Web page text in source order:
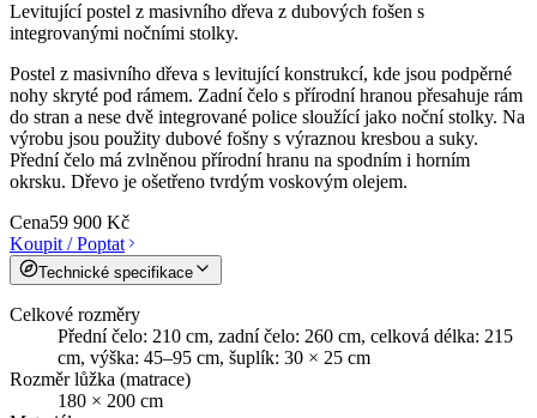
Levitující postel z masivního dřeva z dubových fošen s
integrovanými nočními stolky.
Postel z masivního dřeva s levitující konstrukcí, kde jsou podpěrné
nohy skryté pod rámem. Zadní čelo s přírodní hranou přesahuje rám
do stran a nese dvě integrované police sloužící jako noční stolky. Na
výrobu jsou použity dubové fošny s výraznou kresbou a suky.
Přední čelo má zvlněnou přírodní hranu na spodním i horním
okrsku. Dřevo je ošetřeno tvrdým voskovým olejem.
Cena59 900 Kč
Koupit / Poptat
Technické specifikace
Celkové rozměry
Přední čelo: 210 cm, zadní čelo: 260 cm, celková délka: 215
cm, výška: 45–95 cm, šuplík: 30 × 25 cm
Rozměr lůžka (matrace)
180 × 200 cm